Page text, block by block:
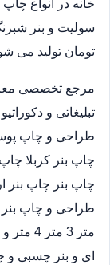
تومان تولید می
مرجع تخصصی
تبلیغاتی و
طراحی و چاپ
چاپ بنر کربلا
چاپ بنر چاپ بنر
ای و بنر چسبی و